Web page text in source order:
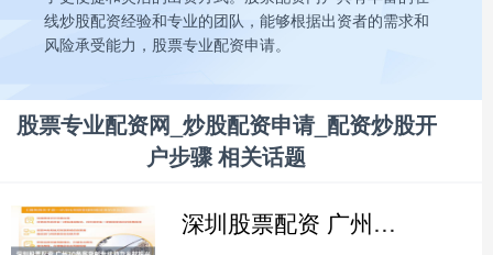
线炒股配资经验和专业的团队，能够根据出资者的需求和
风险承受能力，股票专业配资申请。
股票专业配资网_炒股配资申请_配资炒股开
户步骤 相关话题
深圳股票配资 广州30条客货邮专线助力乡村振兴